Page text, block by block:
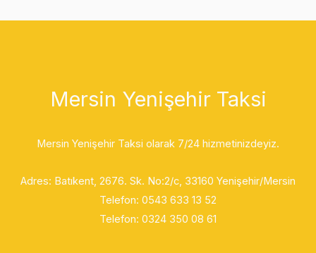
Mersin Yenişehir Taksi
Mersin Yenişehir Taksi olarak 7/24 hizmetinizdeyiz.
Adres: Batıkent, 2676. Sk. No:2/c , 33160 Yenişehir/Mersin
Telefon: 0543 633 13 52
Telefon: 0324 350 08 61